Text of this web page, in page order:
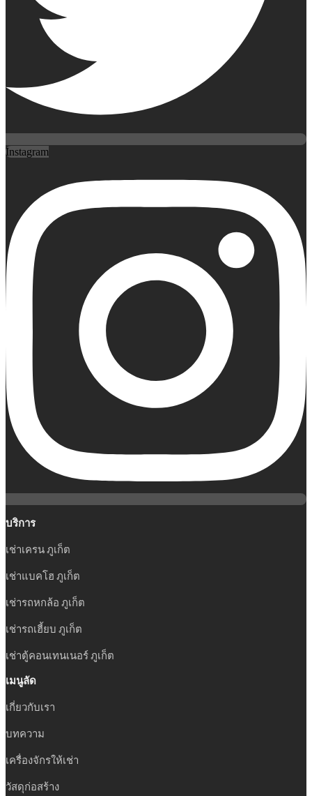
Instagram
บริการ
เช่าเครน ภูเก็ต
เช่าแบคโฮ ภูเก็ต
เช่ารถหกล้อ ภูเก็ต
เช่ารถเฮี้ยบ ภูเก็ต
เช่าตู้คอนเทนเนอร์ ภูเก็ต
เมนูลัด
เกี่ยวกับเรา
บทความ
เครื่องจักรให้เช่า
วัสดุก่อสร้าง